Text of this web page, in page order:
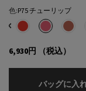
色:P75 チューリップ
色を選択してください
済み
カフェ のカラー プラダ
選択済み
R68 チェリー のカラ
選択済み
P75 チューリ
選択済
P71 ボ
6,930円 （税込）
バッグに入